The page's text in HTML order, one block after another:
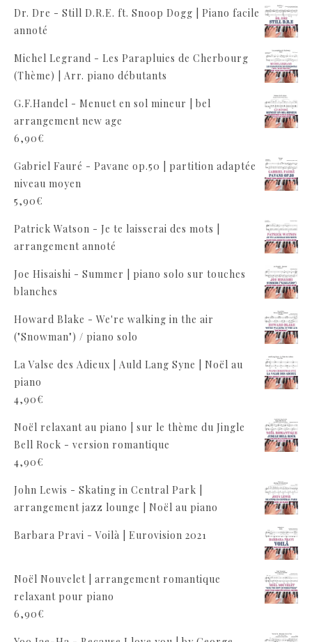
Dr. Dre - Still D.R.E. ft. Snoop Dogg | Piano facile
annoté
Michel Legrand - Les Parapluies de Cherbourg
(Thème) | Arr. piano débutants
G.F.Handel - Menuet en sol mineur | bel
arrangement new age
6,90€
Gabriel Fauré - Pavane op.50 | partition adaptée
niveau moyen
5,90€
Patrick Watson - Je te laisserai des mots |
arrangement annoté
Joe Hisaishi - Summer | piano solo sur touches
blanches
Howard Blake - We're walking in the air
("Snowman") / piano solo
La Valse des Adieux | Auld Lang Syne | Noël au
piano
4,90€
Noël relaxant au piano | sur le thème du Jingle
Bell Rock - version romantique
4,90€
John Lewis - Skating in Central Park |
arrangement jazz lounge | Noël au piano
Barbara Pravi - Voilà | Eurovision 2021
Noël Nouvelet | arrangement romantique
relaxant pour piano
6,90€